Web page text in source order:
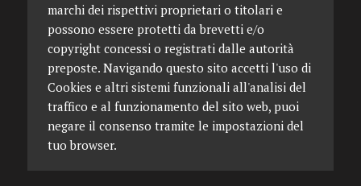
marchi dei rispettivi proprietari o titolari e
possono essere protetti da brevetti e/o
copyright concessi o registrati dalle autorità
preposte. Navigando questo sito accetti l'uso di
Cookies e altri sistemi funzionali all'analisi del
traffico e al funzionamento del sito web, puoi
negare il consenso tramite le impostazioni del
tuo browser.